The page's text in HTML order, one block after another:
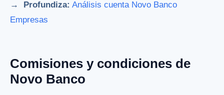
→ Profundiza: Análisis cuenta Novo Banco
Empresas
Comisiones y condiciones de
Novo Banco